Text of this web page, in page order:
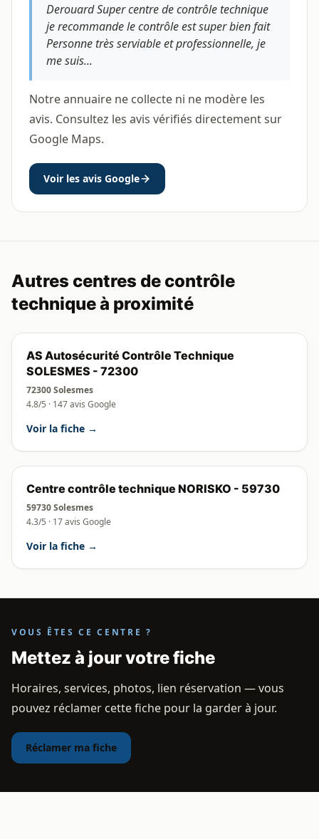
Derouard Super centre de contrôle technique
je recommande le contrôle est super bien fait
Personne très serviable et professionnelle, je
me suis...
Notre annuaire ne collecte ni ne modère les
avis. Consultez les avis vérifiés directement sur
Google Maps.
Voir les avis Google
Autres centres de contrôle
technique à proximité
AS Autosécurité Contrôle Technique
SOLESMES - 72300
72300 Solesmes
4.8/5 · 147 avis Google
Voir la fiche →
Centre contrôle technique NORISKO - 59730
59730 Solesmes
4.3/5 · 17 avis Google
Voir la fiche →
VOUS ÊTES CE CENTRE ?
Mettez à jour votre fiche
Horaires, services, photos, lien réservation — vous
pouvez réclamer cette fiche pour la garder à jour.
Réclamer ma fiche